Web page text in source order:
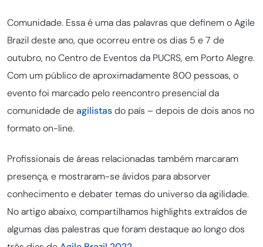
Comunidade. Essa é uma das palavras que definem o Agile
Brazil deste ano, que ocorreu entre os dias 5 e 7 de
outubro, no Centro de Eventos da PUCRS, em Porto Alegre.
Com um público de aproximadamente 800 pessoas, o
evento foi marcado pelo reencontro presencial da
comunidade deagilistasdo país – depois de dois anos no
formato on-line.
Profissionais de áreas relacionadas também marcaram
presença, e mostraram-se ávidos para absorver
conhecimento e debater temas do universo da agilidade.
No artigo abaixo, compartilhamos highlights extraídos de
algumas das palestras que foram destaque ao longo dos